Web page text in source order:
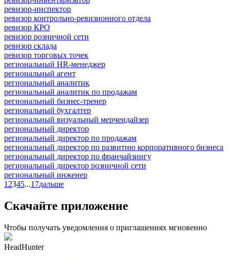
ревизор-инспектор
ревизор контрольно-ревизионного отдела
ревизор КРО
ревизор розничной сети
ревизор склада
ревизор торговых точек
региональный HR-менеджер
региональный агент
региональный аналитик
региональный аналитик по продажам
региональный бизнес-тренер
региональный бухгалтер
региональный визуальный мерчендайзер
региональный директор
региональный директор по продажам
региональный директор по развитию корпоративного бизнеса
региональный директор по франчайзингу
региональный директор розничной сети
региональный инженер
1 2345...17дальше
Скачайте приложение
Чтобы получать уведомления о приглашениях мгновенно
HeadHunter